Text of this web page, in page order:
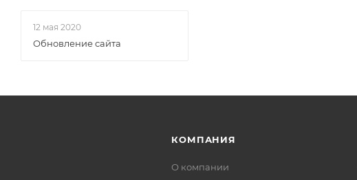
12 мая 2020
Обновление сайта
КОМПАНИЯ
О компании